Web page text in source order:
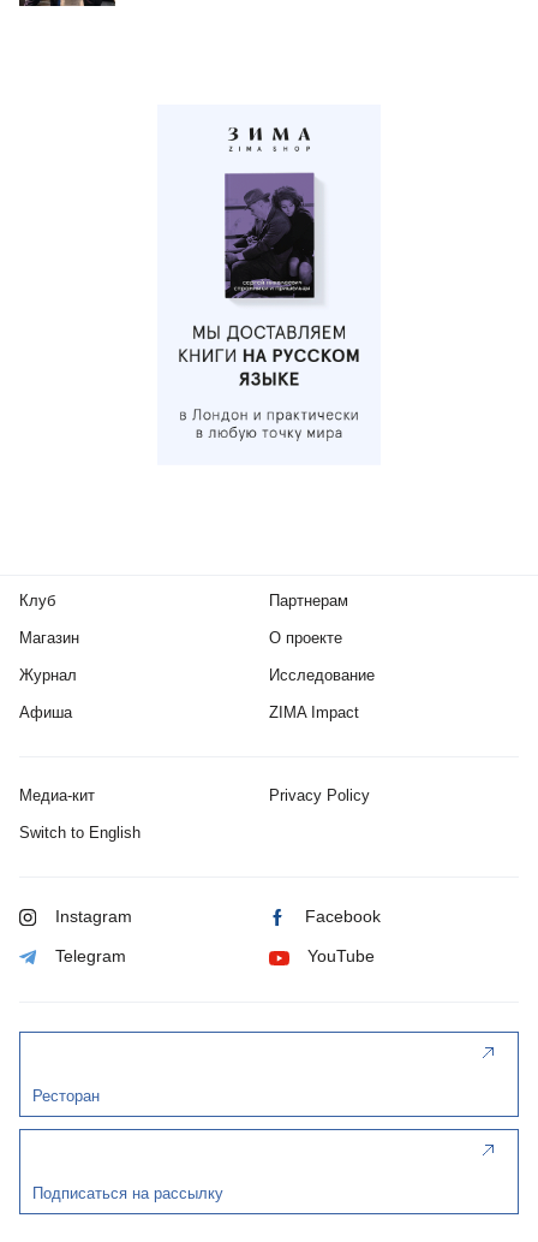
Клуб
Магазин
Журнал
Афиша
Партнерам
О проекте
Исследование
ZIMA Impact
Медиа-кит Privacy Policy
Switch to English
Instagram Facebook
Telegram YouTube
Ресторан
Подписаться на рассылку